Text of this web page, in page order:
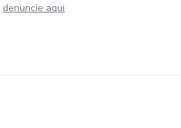
denuncie aqui